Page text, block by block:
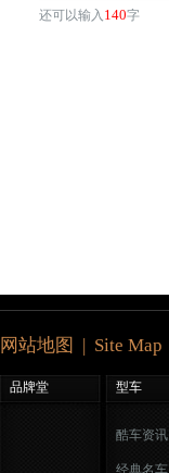
还可以输入 140字
网站地图 | Site Map
品牌堂 型车
酷车资讯
经典名车